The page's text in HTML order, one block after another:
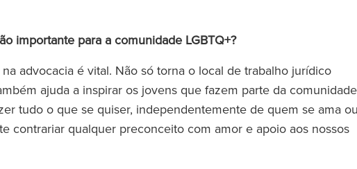
importante para a comunidade LGBTQ+?
advocacia é vital. Não só torna o local de trabalho jurídico
ajuda a inspirar os jovens que fazem parte da
tudo o que se quiser, independentemente de quem se ama
contrariar qualquer preconceito com amor e apoio aos nossos